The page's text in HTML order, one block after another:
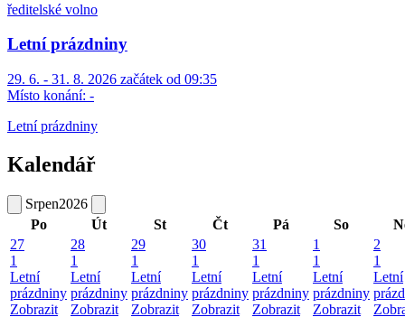
ředitelské volno
Letní prázdniny
29. 6. - 31. 8. 2026 začátek od 09:35
Místo konání: -
Letní prázdniny
Kalendář
Srpen2026
Po
Út St Čt Pá So
27
1
Letní
prázdniny
Zobrazit
28
1
Letní
prázdniny
Zobrazit
29
1
Letní
prázdniny
Zobrazit
30
1
Letní
prázdniny
Zobrazit
31
1
Letní
prázdniny
Zobrazit
1
1
Letní
prázdniny
Zobrazit
2
1
Letní